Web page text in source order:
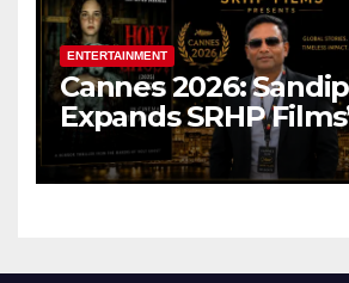
ENTERTAINMENT
Cannes 2026:
Expands SRHP
Reach